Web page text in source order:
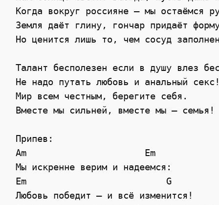
Когда вокруг россияне — мы остаёмся
Земля даёт глину, гончар придаёт
Но ценится лишь то, чем сосуд
Талант бесполезен если в душу влез
Не надо путать любовь и анальный
Мир всем честным, берегите себя.
Вместе мы сильней, вместе мы – семья!
Припев:
Am                      Em
Мы искренне верим и надеемся:
Em                          G
Любовь победит – и всё изменится!